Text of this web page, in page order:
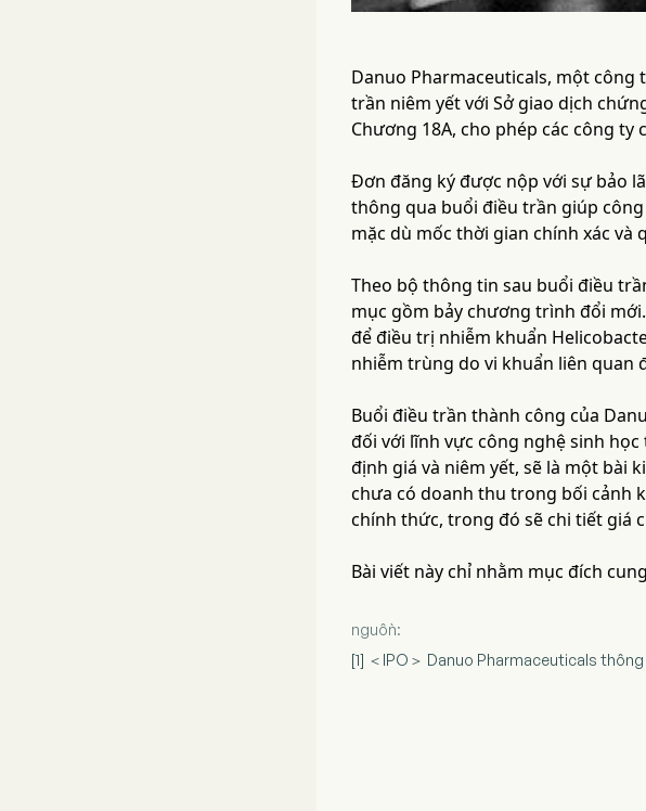
Danuo Pharmaceuticals, một công
trần niêm yết với Sở giao dịch
Chương 18A, cho phép các công
Đơn đăng ký được nộp với sự bảo
thông qua buổi điều trần giúp
mặc dù mốc thời gian chính xác
Theo bộ thông tin sau buổi điều
mục gồm bảy chương trình đổi
để điều trị nhiễm khuẩn
nhiễm trùng do vi khuẩn liên quan
Buổi điều trần thành công của
đối với lĩnh vực công nghệ sinh
định giá và niêm yết, sẽ là một bài
chưa có doanh thu trong bối cảnh
chính thức, trong đó sẽ chi tiết giá
Bài viết này chỉ nhằm mục đích
nguồn:
[1] ＜IPO＞ Danuo Pharmaceuticals